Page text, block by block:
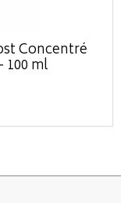
Concentré
ml